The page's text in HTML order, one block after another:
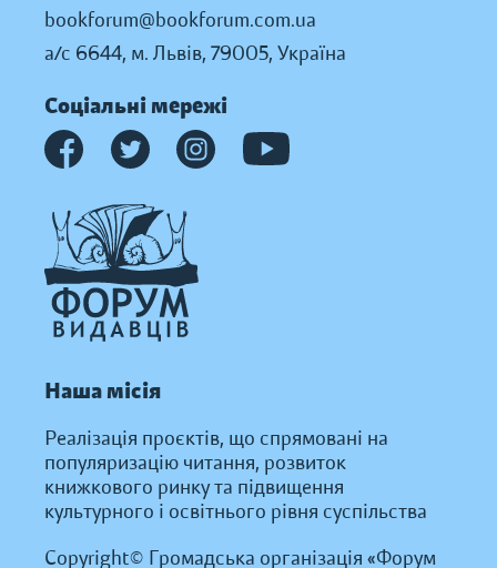
bookforum@bookforum.com.ua
а/с 6644, м. Львів, 79005, Україна
Соціальні мережі
Наша місія
Реалізація проєктів, що спрямовані на
популяризацію читання, розвиток
книжкового ринку та підвищення
культурного і освітнього рівня суспільства
Copyright© Громадська організація «Форум